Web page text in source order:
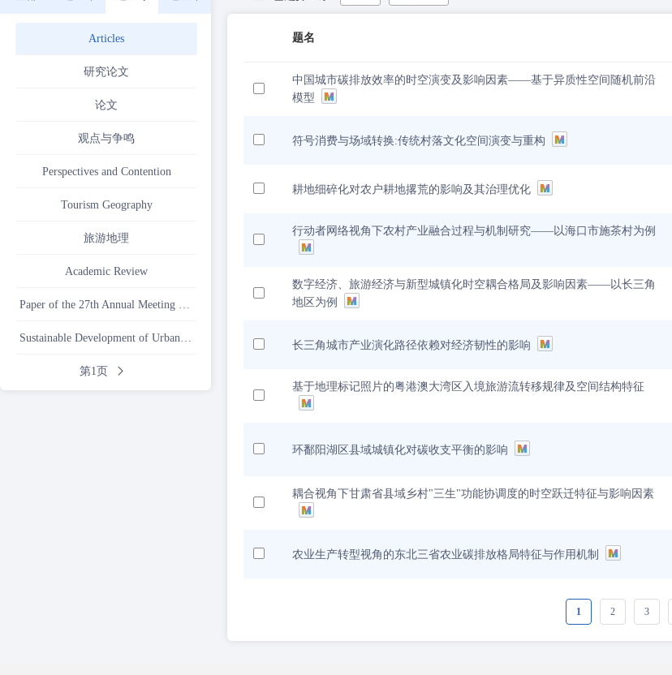
Articles
研究论文
论文
观点与争鸣
Perspectives and Contention
Tourism Geography
旅游地理
Academic Review
Paper of the 27th Annual Meeting of the China Association for Science and Technology
Sustainable Development of Urban and Rural Areas
第1页
题名
中国城市碳排放效率的时空演变及影响因素——基于异质性空间随机前沿
模型
符号消费与场域转换:传统村落文化空间演变与重构
耕地细碎化对农户耕地撂荒的影响及其治理优化
行动者网络视角下农村产业融合过程与机制研究——以海口市施茶村为例
数字经济、旅游经济与新型城镇化时空耦合格局及影响因素——以长三角
地区为例
长三角城市产业演化路径依赖对经济韧性的影响
基于地理标记照片的粤港澳大湾区入境旅游流转移规律及空间结构特征
环鄱阳湖区县域城镇化对碳收支平衡的影响
耦合视角下甘肃省县域乡村"三生"功能协调度的时空跃迁特征与影响因素
农业生产转型视角的东北三省农业碳排放格局特征与作用机制
1 2 3